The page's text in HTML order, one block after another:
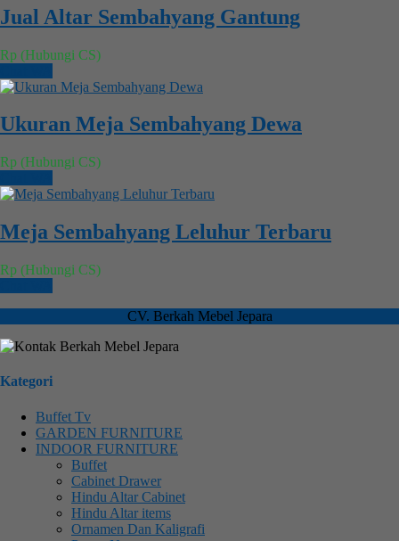
Jual Altar Sembahyang Gantung
Rp (Hubungi CS)
Ukuran Meja Sembahyang Dewa
Rp (Hubungi CS)
Meja Sembahyang Leluhur Terbaru
Rp (Hubungi CS)
CV. Berkah Mebel Jepara
Kategori
Buffet Tv
GARDEN FURNITURE
INDOOR FURNITURE
Buffet
Cabinet Drawer
Hindu Altar Cabinet
Hindu Altar items
Ornamen Dan Kaligrafi